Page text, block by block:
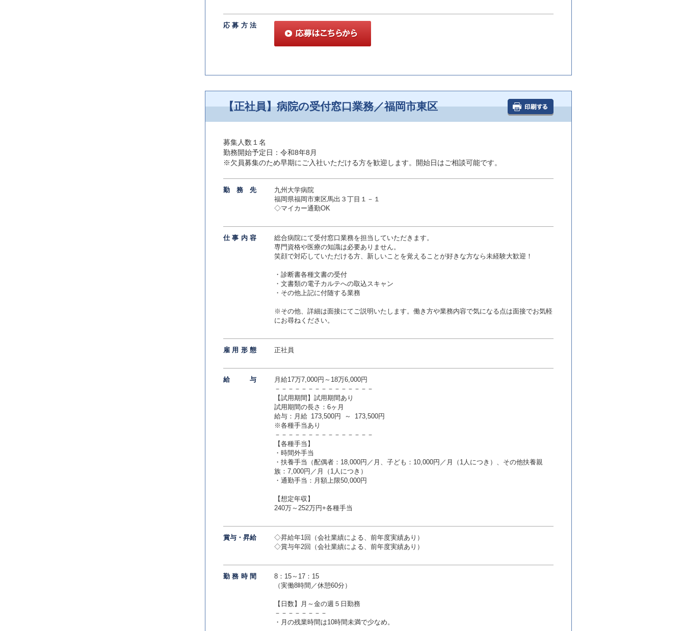
応募方 法
【正社員】病院の受付窓口業務／福岡市東区
募集人数１名
勤務開始予定日：令和8年8月
※欠員募集のため早期にご入社いただける方を歓迎します。開始日はご相談可能です。
勤務 先
九州大学病院
福岡県福岡市東区馬出３丁目１－１
◇マイカー通勤OK
仕事内 容
総合病院にて受付窓口業務を担当していただきます。
専門資格や医療の知識は必要ありません。
笑顔で対応していただける方、新しいことを覚えることが好きな方なら未経験大歓迎！
・診断書各種文書の受付
・文書類の電子カルテへの取込スキャン
・その他上記に付随する業務
※その他、詳細は面接にてご説明いたします。働き方や業務内容で気になる点は面接でお気軽
にお尋ねください。
雇用形 態 正社員
給 与
月給17万7,000円～18万6,000円
－－－－－－－－－－－－－－－
【試用期間】試用期間あり
試用期間の長さ：6ヶ月
給与：月給 173,500円 ～ 173,500円
※各種手当あり
－－－－－－－－－－－－－－－
【各種手当】
・時間外手当
・扶養手当（配偶者：18,000円／月、子ども：10,000円／月（1人につき）、その他扶養親
族：7,000円／月（1人につき）
・通勤手当：月額上限50,000円
【想定年収】
240万～252万円+各種手当
賞与・昇給
◇昇給年1回（会社業績による、前年度実績あり）
◇賞与年2回（会社業績による、前年度実績あり）
勤務時 間
8：15～17：15
（実働8時間／休憩60分）
【日数】月～金の週５日勤務
－－－－－－－－
・月の残業時間は10時間未満で少なめ。